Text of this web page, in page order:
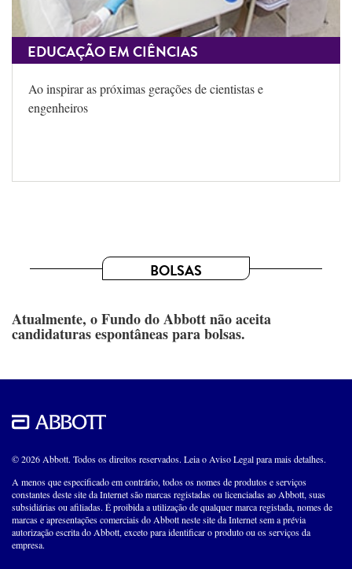
EDUCAÇÃO EM CIÊNCIAS
Ao inspirar as próximas gerações de cientistas e
engenheiros
BOLSAS
Atualmente, o Fundo do Abbott não aceita
candidaturas espontâneas para bolsas.
© 2026 Abbott. Todos os direitos reservados. Leia o Aviso Legal para mais detalhes.
A menos que especificado em contrário, todos os nomes de produtos e serviços
constantes deste site da Internet são marcas registadas ou licenciadas ao Abbott, suas
subsidiárias ou afiliadas. É proibida a utilização de qualquer marca registada, nomes de
marcas e apresentações comerciais do Abbott neste site da Internet sem a prévia
autorização escrita do Abbott, exceto para identificar o produto ou os serviços da
empresa.